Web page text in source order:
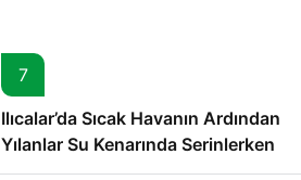
7
Ilıcalar’da Sıcak Havanın Ardından
Yılanlar Su Kenarında Serinlerken
Görüntülendi